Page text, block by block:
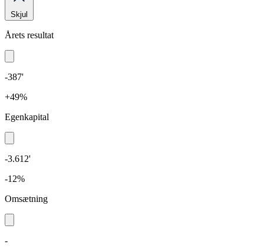
Skjul
Årets resultat
-387'
+49%
Egenkapital
-3.612'
-12%
Omsætning
-